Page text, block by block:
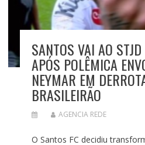
SANTOS VAI AO
APÓS POLÊMICA
NEYMAR EM
BRASILEIRÃO
AGENCIA REDE
O Santos FC decidiu